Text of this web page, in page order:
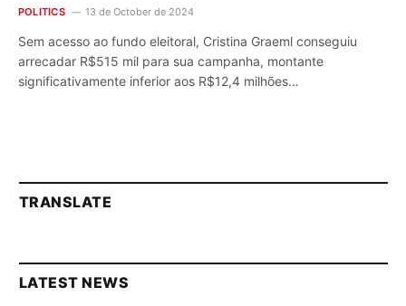
POLITICS 13 de October de 2024
Sem acesso ao fundo eleitoral, Cristina Graeml conseguiu
arrecadar R$515 mil para sua campanha, montante
significativamente inferior aos R$12,4 milhões…
TRANSLATE
LATEST NEWS